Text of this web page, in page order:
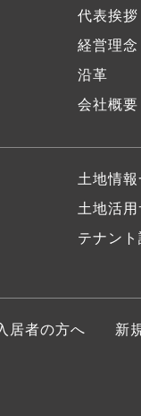
代表挨拶
経営理念
沿革
会社概要
土地情
土地活
テナン
居者の方へ 新